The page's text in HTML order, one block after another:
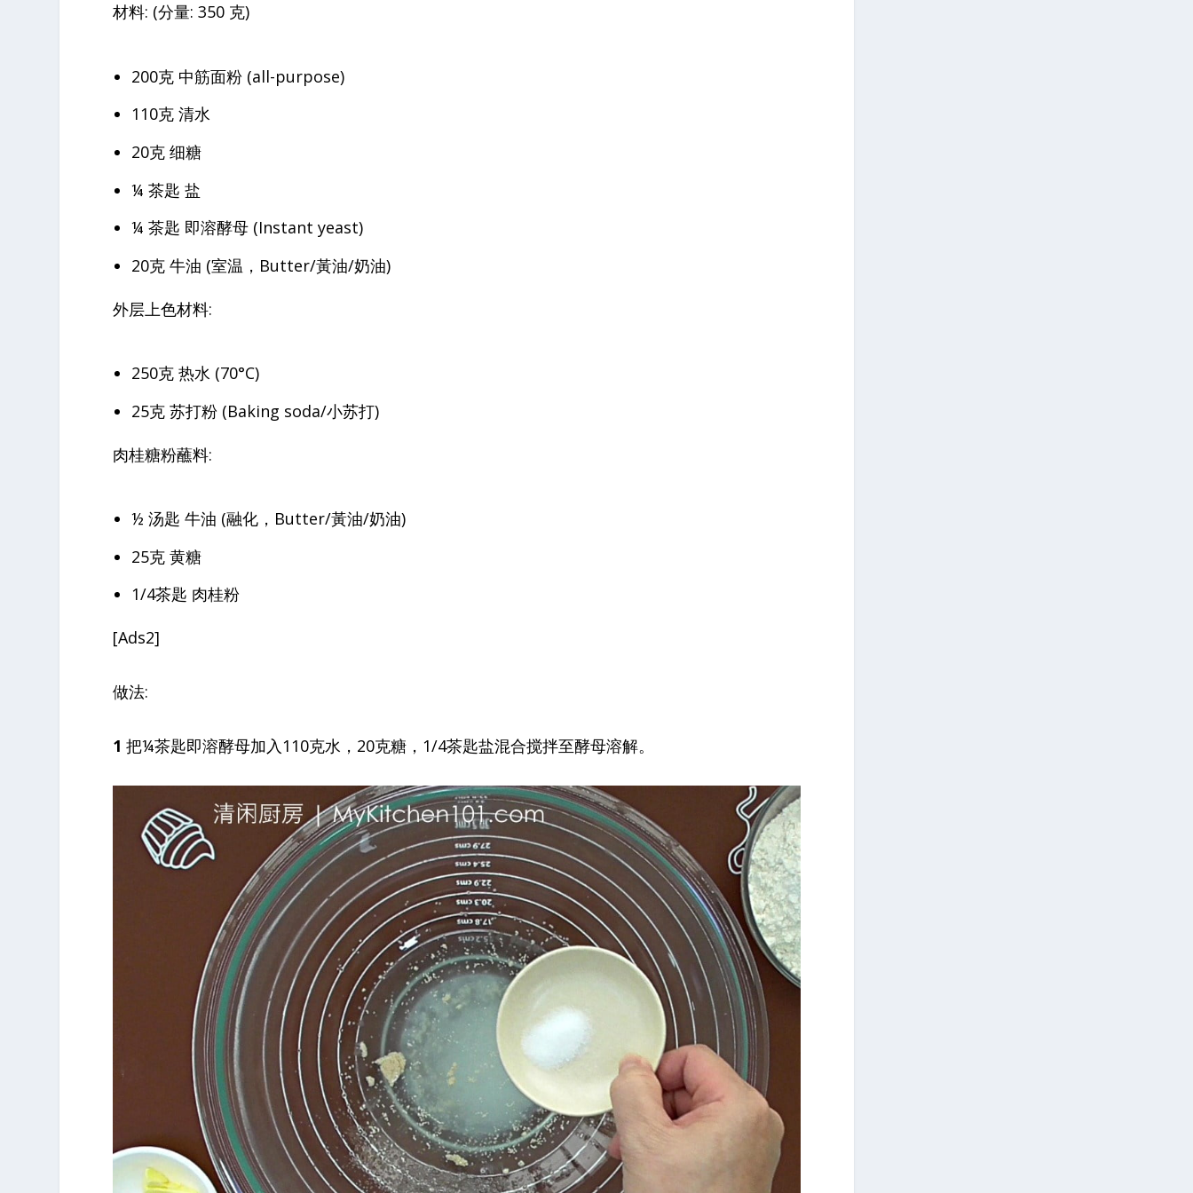
材料: (分量: 350 克)
200克 中筋面粉 (all-purpose)
110克 清水
20克 细糖
¼ 茶匙 盐
¼ 茶匙 即溶酵母 (Instant yeast)
20克 牛油 (室温，Butter/黃油/奶油)
外层上色材料:
250克 热水 (70°C)
25克 苏打粉 (Baking soda/小苏打)
肉桂糖粉蘸料:
½ 汤匙 牛油 (融化，Butter/黃油/奶油)
25克 黄糖
1/4茶匙 肉桂粉
[Ads2]
做法:
1 把¼茶匙即溶酵母加入110克水，20克糖，1/4茶匙盐混合搅拌至酵母溶解。